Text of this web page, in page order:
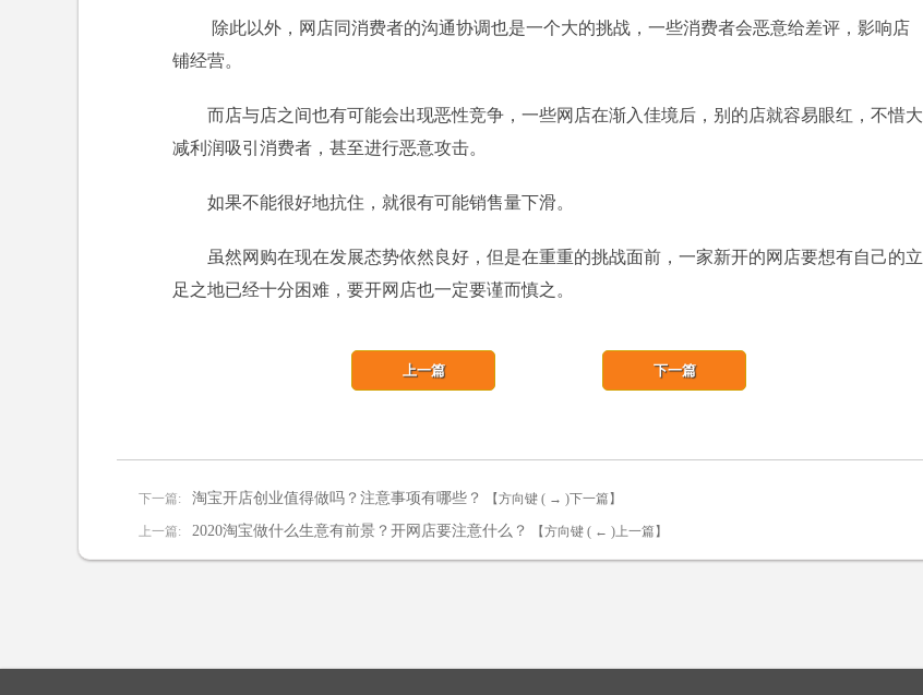
除此以外，网店同消费者的沟通协调也是一个大的挑战，一些消费者会恶意给差评，影响店
铺经营。
而店与店之间也有可能会出现恶性竞争，一些网店在渐入佳境后，别的店就容易眼红，不惜大
减利润吸引消费者，甚至进行恶意攻击。
如果不能很好地抗住，就很有可能销售量下滑。
虽然网购在现在发展态势依然良好，但是在重重的挑战面前，一家新开的网店要想有自己的立
足之地已经十分困难，要开网店也一定要谨而慎之。
下一篇: 淘宝开店创业值得做吗？注意事项有哪些？
下一篇
【方向键 ( → )下一篇】
上一篇: 2020淘宝做什么生意有前景？开网店要注意什么？
上一篇
【方向键 ( ← )上一篇】